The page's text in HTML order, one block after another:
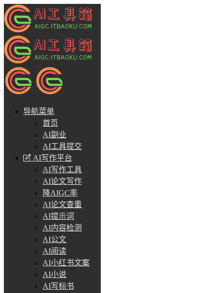
导航菜单
首页
AI副业
AI工具提交
AI写作平台
AI写作工具
AI论文写作
降AIGC率
AI论文查重
AI提示词
AI内容检测
AI公文
AI阅读
AI小红书文案
AI小说
AI写标书